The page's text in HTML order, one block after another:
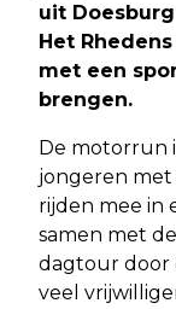
uit
Het
met een
brengen.
De motorrun
jongeren met
rijden mee in
samen met
dagtour door
veel